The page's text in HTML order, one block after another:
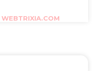
WEBTRIXIA.COM